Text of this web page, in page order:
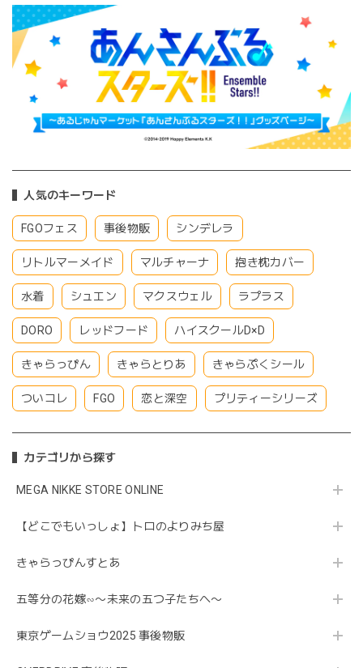
人気のキーワード
FGOフェス 事後物販 シンデレラ
リトルマーメイド マルチャーナ 抱き枕カバー
水着 シュエン マクスウェル ラプラス
DORO レッドフード ハイスクールD×D
きゃらっぴん きゃらとりあ きゃらぷくシール
ついコレ FGO 恋と深空 プリティーシリーズ
カテゴリから探す
MEGA NIKKE STORE ONLINE
【どこでもいっしょ】トロのよりみち屋
きゃらっぴんすとあ
五等分の花嫁∽〜未来の五つ子たちへ〜
東京ゲームショウ2025 事後物販